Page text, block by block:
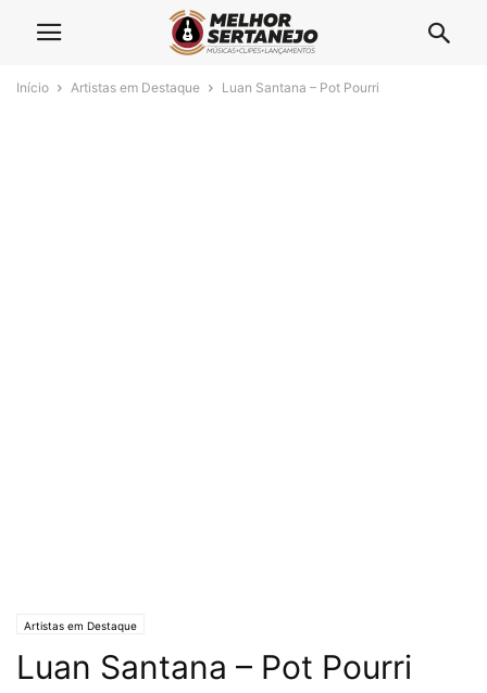
Início Artistas em Destaque Luan Santana – Pot Pourri
Artistas em Destaque
Luan Santana – Pot Pourri